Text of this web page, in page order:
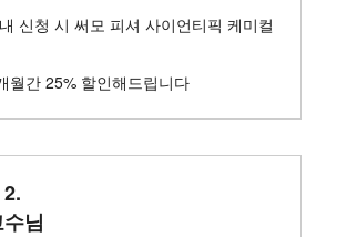
신청 시 써모 피셔 사이언티픽 케미컬
월간 25% 할인해드립니다
님